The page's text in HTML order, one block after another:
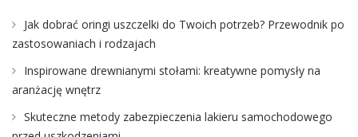
Jak dobrać oringi uszczelki do Twoich potrzeb? Przewodnik po
zastosowaniach i rodzajach
Inspirowane drewnianymi stołami: kreatywne pomysły na
aranżację wnętrz
Skuteczne metody zabezpieczenia lakieru samochodowego